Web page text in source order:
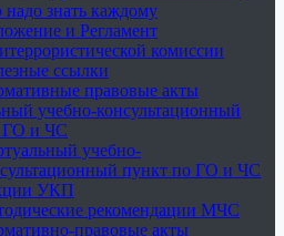
надо знать каждому
и Регламент
комиссии
ссылки
правовые акты
учебно-консультационный
ГО и ЧС
учебно-
пункт по ГО и ЧС
УКП
рекомендации МЧС
правовые акты